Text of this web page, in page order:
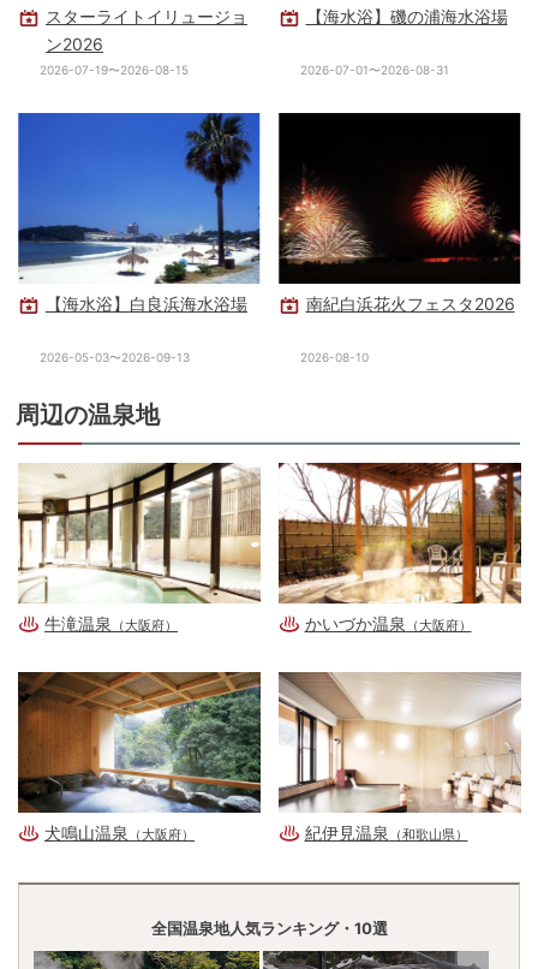
スターライトイリュージョ
ン2026
2026-07-19〜2026-08-15
【海水浴】磯の浦海水浴場
2026-07-01〜2026-08-31
【海水浴】白良浜海水浴場
2026-05-03〜2026-09-13
南紀白浜花火フェスタ2026
2026-08-10
周辺の温泉地
牛滝温泉 （大阪府） かいづか温泉 （大阪府）
犬鳴山温泉 （大阪府） 紀伊見温泉 （和歌山県）
全国温泉地人気ランキング・10選